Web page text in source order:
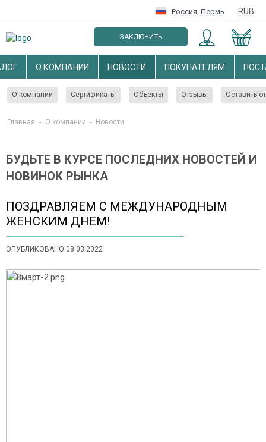
Россия, Пермь RUB
ЗАКЛЮЧИТЬ
ОПТОВЫЙ ДОГОВОР
О КОМПАНИИ НОВОСТИ ПОКУПАТЕЛЯМ
О компании Сертификаты Объекты Отзывы Оставить
Главная - О компании - Новости
БУДЬТЕ В КУРСЕ ПОСЛЕДНИХ НОВОСТЕЙ И
НОВИНОК РЫНКА
ПОЗДРАВЛЯЕМ С МЕЖДУНАРОДНЫМ
ЖЕНСКИМ ДНЕМ!
ОПУБЛИКОВАНО 08.03.2022